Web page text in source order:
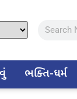
ભક્તિ-ધર્મ